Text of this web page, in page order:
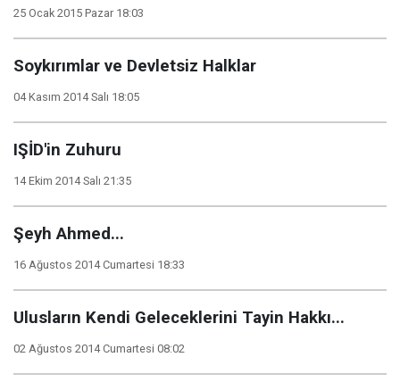
25 Ocak 2015 Pazar 18:03
Soykırımlar ve Devletsiz Halklar
04 Kasım 2014 Salı 18:05
IŞİD'in Zuhuru
14 Ekim 2014 Salı 21:35
Şeyh Ahmed...
16 Ağustos 2014 Cumartesi 18:33
Ulusların Kendi Geleceklerini Tayin Hakkı...
02 Ağustos 2014 Cumartesi 08:02